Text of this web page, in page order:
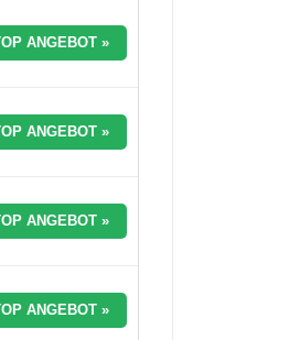
ANGEBOT »
ANGEBOT »
ANGEBOT »
ANGEBOT »